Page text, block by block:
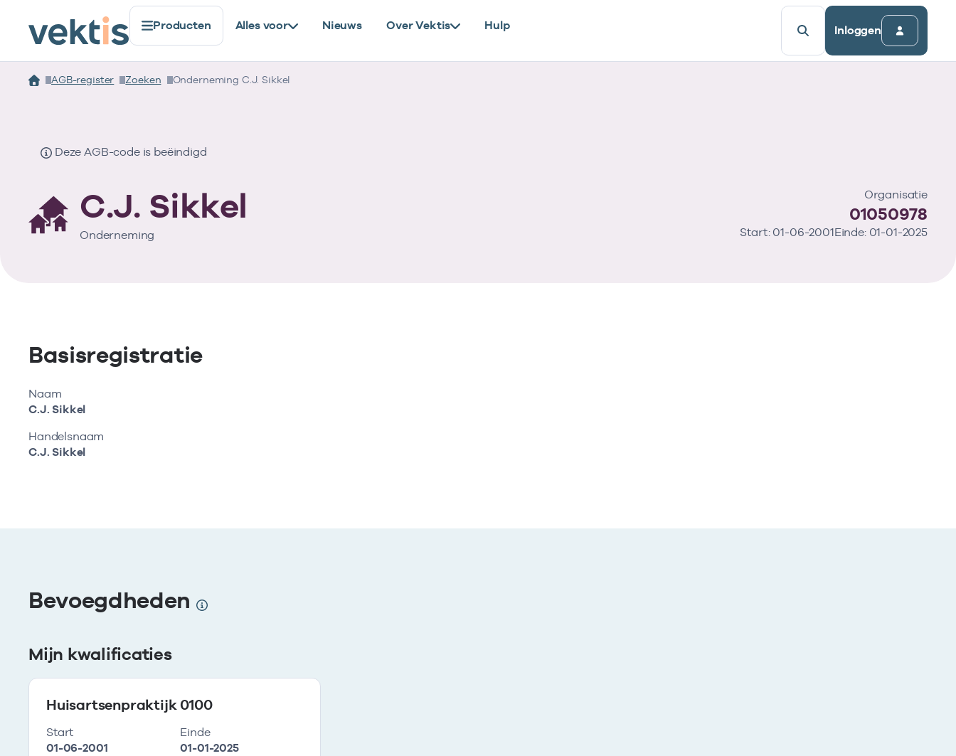
Producten Alles voor Nieuws Over Vektis Hulp Inloggen
AGB-register Zoeken Onderneming C.J. Sikkel
Deze AGB-code is beëindigd
C.J. Sikkel
Onderneming
Organisatie
01050978
Start: 01-06-2001Einde: 01-01-2025
Basisregistratie
Naam
C.J. Sikkel
Handelsnaam
C.J. Sikkel
Bevoegdheden
Mijn kwalificaties
Huisartsenpraktijk 0100
Start
01-06-2001
Einde
01-01-2025